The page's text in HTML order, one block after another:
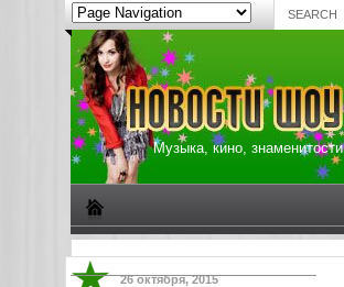
Музыка, кино, знаменитости
26 октября, 2015